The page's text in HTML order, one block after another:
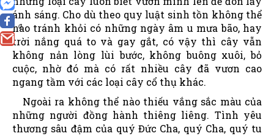
0
ánh sáng. Cho dù theo quy luật sinh tồn không thể
nào tránh khỏi có những ngày âm u mưa bão, hay
trời nắng quá to và gay gắt, có vậy thì cây vẫn
không nản lòng lùi bước, không buông xuôi, bỏ
cuộc, nhờ đó mà có rất nhiều cây đã vươn cao
ngang tầm với các loại cây cổ thụ khác.
Ngoài ra không thể nào thiếu vắng sắc màu của
những người đồng hành thiêng liêng. Tình yêu
thương sâu đậm của quý Đức Cha, quý Cha, quý tu